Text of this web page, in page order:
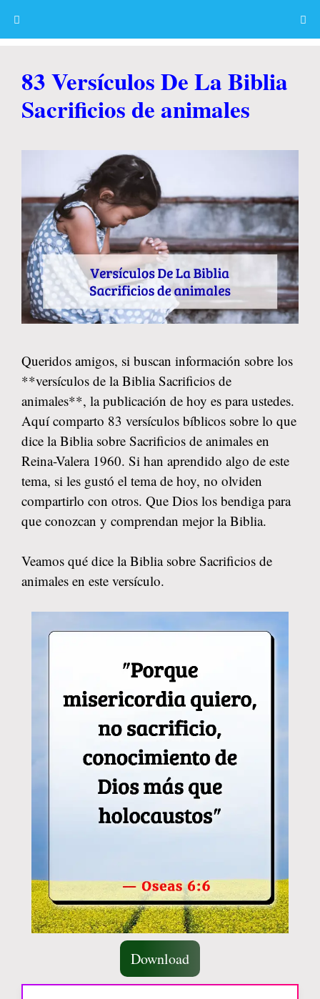
83 Versículos De La Biblia
Sacrificios de animales
Queridos amigos, si buscan información sobre los
**versículos de la Biblia Sacrificios de
animales**, la publicación de hoy es para ustedes.
Aquí comparto 83 versículos bíblicos sobre lo que
dice la Biblia sobre Sacrificios de animales en
Reina-Valera 1960. Si han aprendido algo de este
tema, si les gustó el tema de hoy, no olviden
compartirlo con otros. Que Dios los bendiga para
que conozcan y comprendan mejor la Biblia.
Veamos qué dice la Biblia sobre Sacrificios de
animales en este versículo.
Download